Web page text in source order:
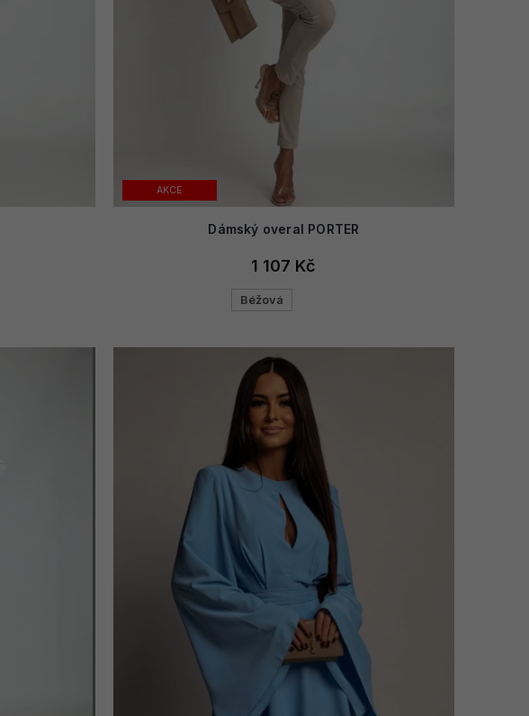
AKCE
Dámský overal PORTER
1 107 Kč
Béžová